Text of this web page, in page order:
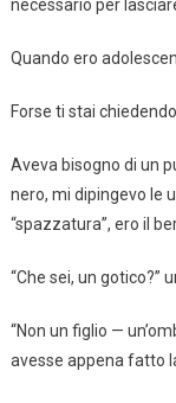
necessario per
Quando ero
Forse ti stai
Aveva bisogno di un
nero, mi dipingevo le
“spazzatura”, ero il
“Che sei, un gotico?”
“Non un figlio —
avesse appena fatto